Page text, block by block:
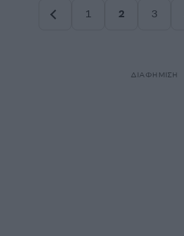
1
2
3
ΔΙΑΦΗΜΙΣΗ